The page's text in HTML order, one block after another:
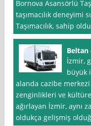
Bornova Asansörlü
taşımacılık deneyimi
Taşımacılık, sahip
Beltan
İzmir,
büyük
alanda cazibe
zenginlikleri ve
ağırlayan İzmir, aynı
oldukça gelişmiş